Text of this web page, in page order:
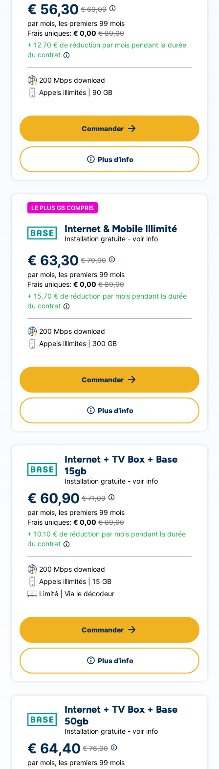
€ 56,30 € 69,00
par mois, les premiers 99 mois
Frais uniques: € 0,00 € 89,00
+ 12.70 € de réduction par mois pendant la durée
du contrat
200 Mbps download
Appels illimités
90 GB
Plus d’info
Commander
LE PLUS GB COMPRIS
Internet & Mobile Illimité
Installation gratuite - voir info
€ 63,30 € 79,00
par mois, les premiers 99 mois
Frais uniques: € 0,00 € 89,00
+ 15.70 € de réduction par mois pendant la durée
du contrat
200 Mbps download
Appels illimités
300 GB
Plus d’info
Commander
Internet + TV Box + Base
15gb
Installation gratuite - voir info
€ 60,90 € 71,00
par mois, les premiers 99 mois
Frais uniques: € 0,00 € 89,00
+ 10.10 € de réduction par mois pendant la durée
du contrat
200 Mbps download
Appels illimités
15 GB
Limité
Via le décodeur
Plus d’info
Commander
Internet + TV Box + Base
50gb
Installation gratuite - voir info
€ 64,40 € 76,00
par mois, les premiers 99 mois